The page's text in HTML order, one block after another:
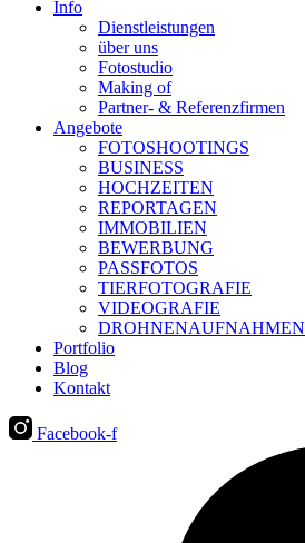
Info
Dienstleistungen
über uns
Fotostudio
Making of
Partner- & Referenzfirmen
Angebote
FOTOSHOOTINGS
BUSINESS
HOCHZEITEN
REPORTAGEN
IMMOBILIEN
BEWERBUNG
PASSFOTOS
TIERFOTOGRAFIE
VIDEOGRAFIE
DROHNENAUFNAHMEN
Portfolio
Blog
Kontakt
Facebook-f